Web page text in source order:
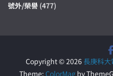
號外/榮譽 (477)
Copyright © 2026長庚科大
Theme: ColorMag by